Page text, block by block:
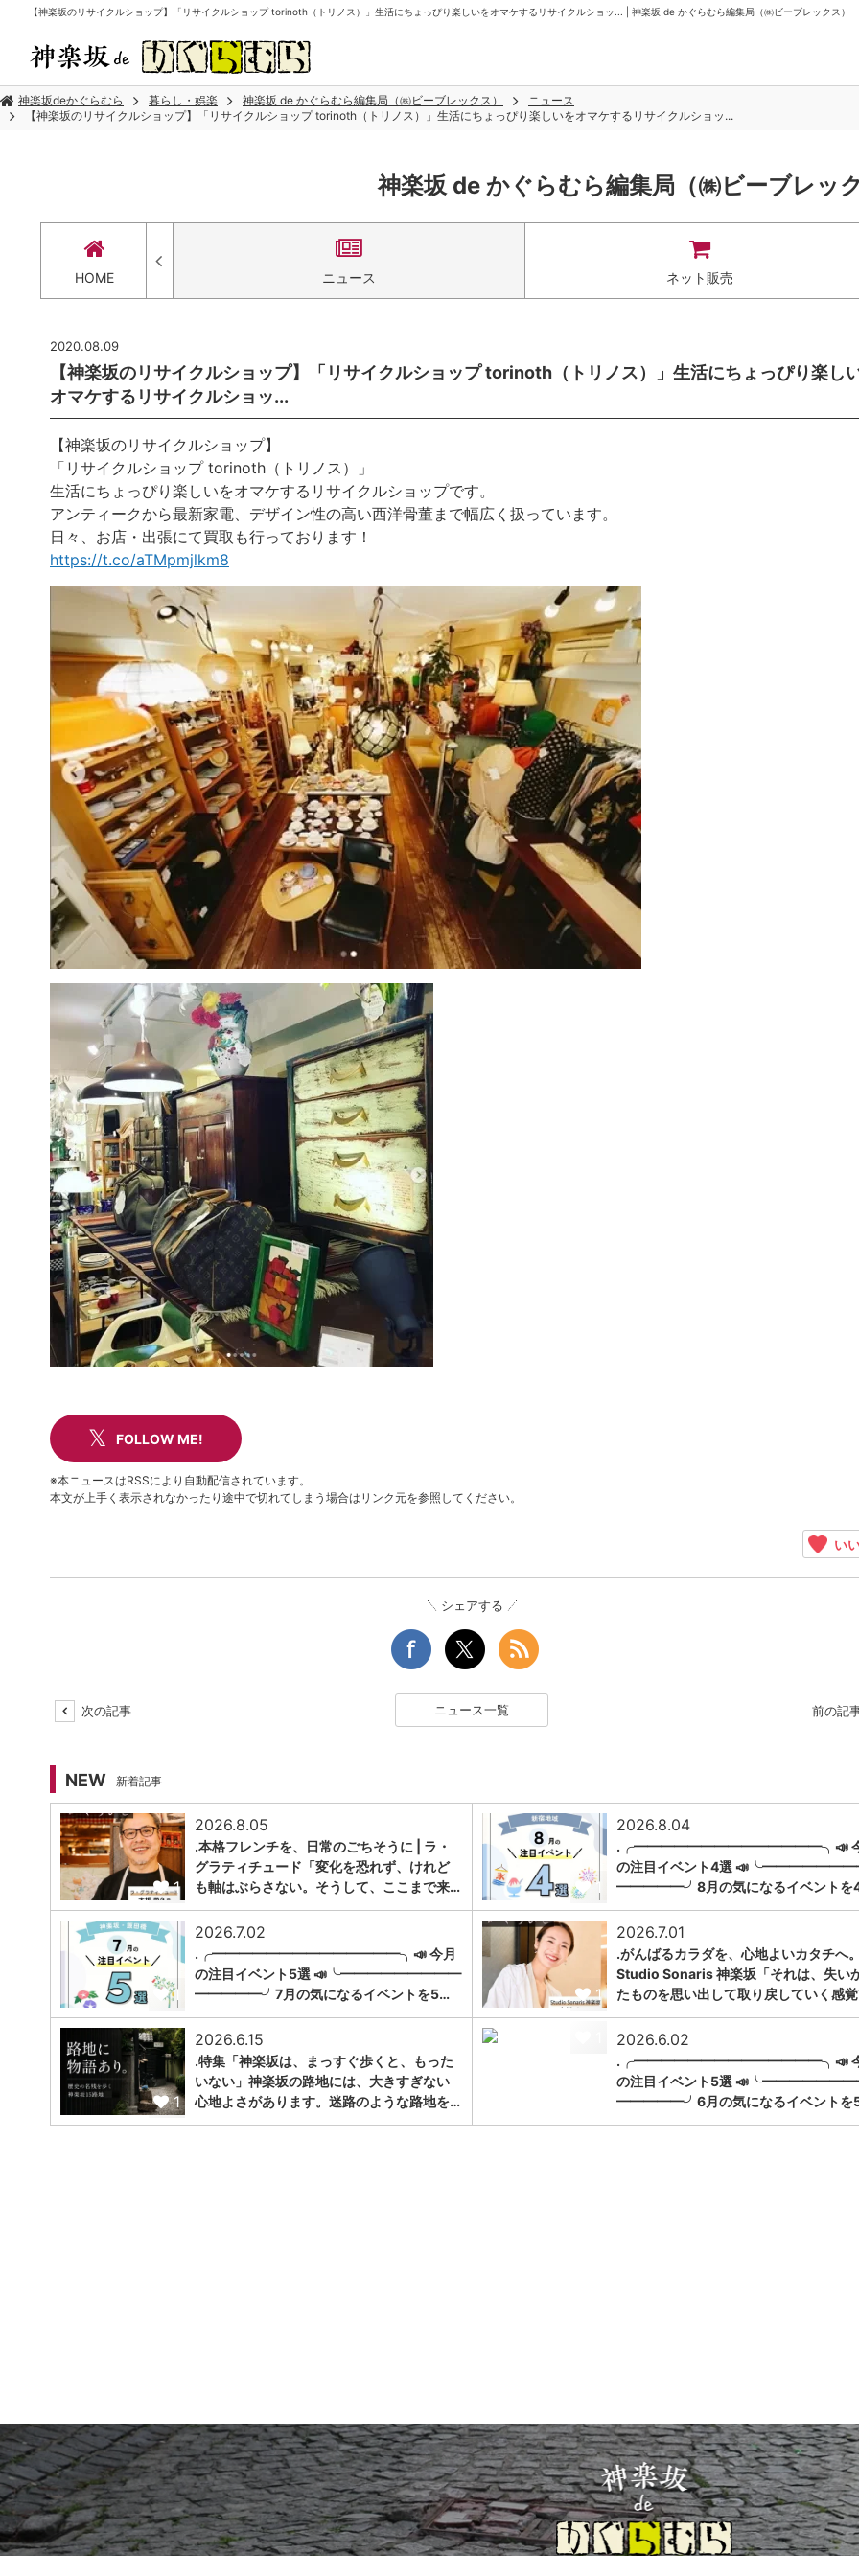
【神楽坂のリサイクルショップ】「リサイクルショップ torinoth（トリノス）」生活にちょっぴり楽しいをオマケするリサイクルショッ... | 神楽坂 de かぐらむら編集局（㈱ビーブレックス）
神楽坂deかぐらむら 暮らし・娯楽 神楽坂 de かぐらむら編集局（㈱ビーブレックス）
ニュース
【神楽坂のリサイクルショップ】「リサイクルショップ torinoth（トリノス）」生活にちょっぴり楽しいをオマケするリサイクルショッ...
神楽坂 de かぐらむら編集局（㈱ビーブレッ
HOME ニュース ネット販売
2020.08.09
【神楽坂のリサイクルショップ】「リサイクルショップ torinoth（トリノス）」生活にちょっぴり楽し
オマケするリサイクルショッ...
【神楽坂のリサイクルショップ】
「リサイクルショップ torinoth（トリノス）」
生活にちょっぴり楽しいをオマケするリサイクルショップです。
アンティークから最新家電、デザイン性の高い西洋骨董まで幅広く扱っています。
日々、お店・出張にて買取も行っております！
https://t.co/aTMpmjlkm8
FOLLOW ME!
※本ニュースはRSSにより自動配信されています。
本文が上手く表示されなかったり途中で切れてしまう場合はリンク元を参照してください。
い
シェアする
次の記事 ニュース一覧 前の記
NEW 新着記事
1
2026.8.05
.本格フレンチを、日常のごちそうに | ラ・
グラティチュード「変化を恐れず、けれど
も軸はぶらさない。そうして、ここまで来…
1
2026.8.04
.╭━━━━━━━━━━━━━━╮📣
の注目イベント4選
━━━━━╯8月の気になるイベントを
1
2026.7.02
.╭━━━━━━━━━━━━━━╮📣 今月
の注目イベント5選 📣╰━━━━━━━━━
━━━━━╯7月の気になるイベントを5…
1
2026.7.01
.がんばるカラダを、心地よいカタチへ
Studio Sonaris 神楽坂「それは、失い
たものを思い出して取り戻していく感
1
2026.6.15
.特集「神楽坂は、まっすぐ歩くと、もった
いない」神楽坂の路地には、大きすぎない
心地よさがあります。迷路のような路地を…
2026.6.02
.╭━━━━━━━━━━━━━━╮📣
の注目イベント5選
━━━━━╯6月の気になるイベントを